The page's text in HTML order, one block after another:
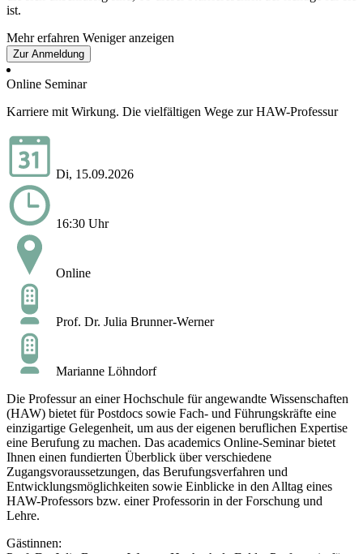
ist.
Mehr erfahren Weniger anzeigen
Zur Anmeldung
Online Seminar
Karriere mit Wirkung. Die vielfältigen Wege zur HAW-Professur
Di, 15.09.2026
16:30 Uhr
Online
Prof. Dr. Julia Brunner-Werner
Marianne Löhndorf
Die Professur an einer Hochschule für angewandte Wissenschaften
(HAW) bietet für Postdocs sowie Fach- und Führungskräfte eine
einzigartige Gelegenheit, um aus der eigenen beruflichen Expertise
eine Berufung zu machen. Das academics Online-Seminar bietet
Ihnen einen fundierten Überblick über verschiedene
Zugangsvoraussetzungen, das Berufungsverfahren und
Entwicklungsmöglichkeiten sowie Einblicke in den Alltag eines
HAW-Professors bzw. einer Professorin in der Forschung und
Lehre.
Gästinnen: